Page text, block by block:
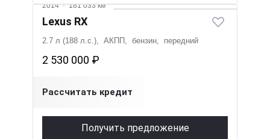
2014·181 033 км
Lexus RX
2.7 л (188 л.с.), АКПП, бензин, передний
2 530 000 ₽
Рассчитать кредит
Получить предложение